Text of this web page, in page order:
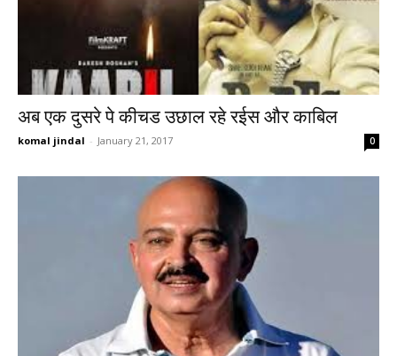
अब एक दुसरे पे कीचड उछाल रहे रईस और काबिल
komal jindal - January 21, 2017 0